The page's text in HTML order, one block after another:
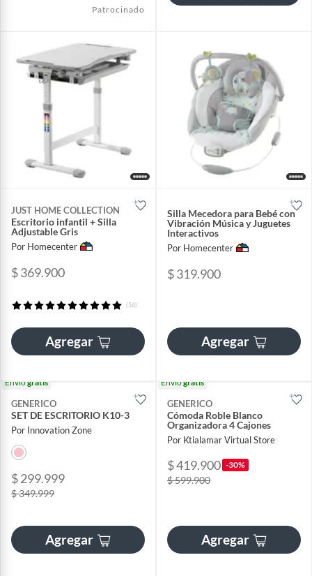
Patrocinado
JUST HOME COLLECTION
Escritorio infantil + Silla
Adjustable Gris
Por Homecenter
$ 369.900
(56)
Agregar
Silla Mecedora para Bebé con
Vibración Música y Juguetes
Interactivos
Por Homecenter
$ 319.900
Agregar
Envíogratis
GENERICO
SET DE ESCRITORIO K10-3
Por Innovation Zone
$ 299.999
$ 349.999
Agregar
Envíogratis
GENERICO
Cómoda Roble Blanco
Organizadora 4 Cajones
Por Ktialamar Virtual Store
$ 419.900 -30%
$ 599.900
Agregar